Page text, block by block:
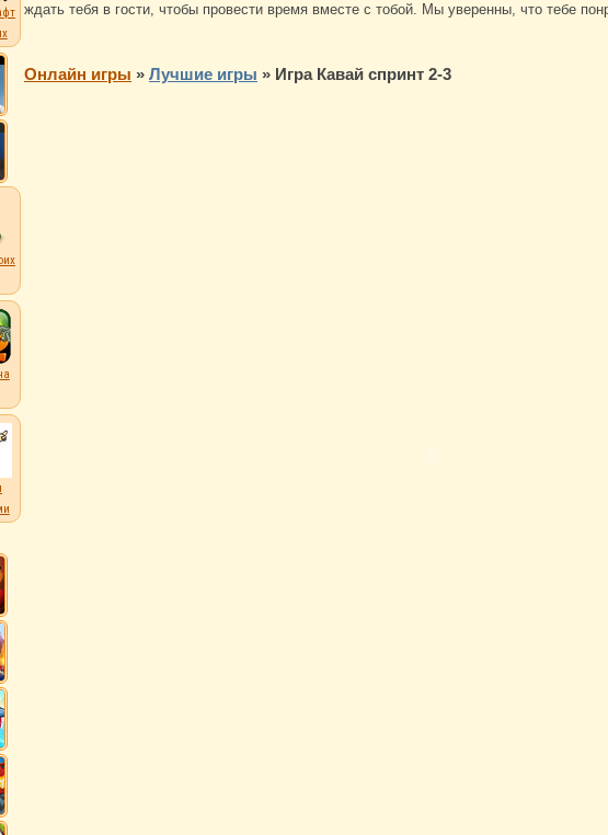
ждать тебя в гости, чтобы провести время вместе с тобой. Мы уверенны, что тебе
Онлайн игры » Лучшие игры » Игра Кавай спринт 2-3